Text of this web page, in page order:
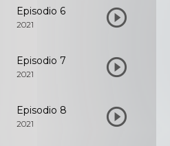
Episodio 6
2021
Episodio 7
2021
Episodio 8
2021